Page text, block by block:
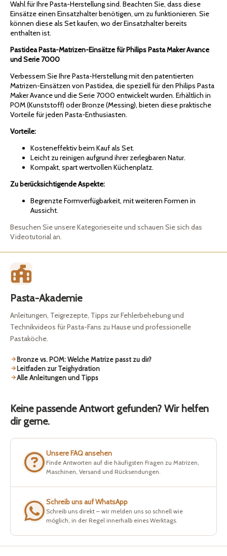
Wahl für Ihre Pasta-Herstellung sind. Beachten Sie, dass diese
Einsätze einen Einsatzhalter benötigen, um zu funktionieren. Sie
können diese als Set kaufen, wo der Einsatzhalter bereits
enthalten ist.
Pastidea Pasta-Matrizen-Einsätze für Philips Pasta Maker Avance
und Serie 7000
Verbessern Sie Ihre Pasta-Herstellung mit den patentierten
Matrizen-Einsätzen von Pastidea, die speziell für den Philips Pasta
Maker Avance und die Serie 7000 entwickelt wurden. Erhältlich in
POM (Kunststoff) oder Bronze (Messing), bieten diese praktische
Vorteile für jeden Pasta-Enthusiasten.
Vorteile:
Kosteneffektiv beim Kauf als Set.
Leicht zu reinigen aufgrund ihrer zerlegbaren Natur.
Kompakt, spart wertvollen Küchenplatz.
Zu berücksichtigende Aspekte:
Begrenzte Formverfügbarkeit, mit weiteren Formen in
Aussicht.
Besuchen Sie unsere Kategorieseite und schauen Sie sich das
Videotutorial an.
Pasta-Akademie
Anleitungen, Teigrezepte, Tipps zur Fehlerbehebung und
Technikvideos für Pasta-Fans zu Hause und professionelle
Pastaköche.
Bronze vs. POM: Welche Matrize passt zu dir?
Leitfaden zur Teighydration
Alle Anleitungen und Tipps
Keine passende Antwort gefunden? Wir helfen
dir gerne.
Unsere FAQ ansehen
Finde Antworten auf die häufigsten Fragen zu Matrizen,
Maschinen, Versand und Rücksendungen.
Schreib uns auf WhatsApp
Schreib uns direkt – wir melden uns so schnell wie
möglich, in der Regel innerhalb eines Werktags.